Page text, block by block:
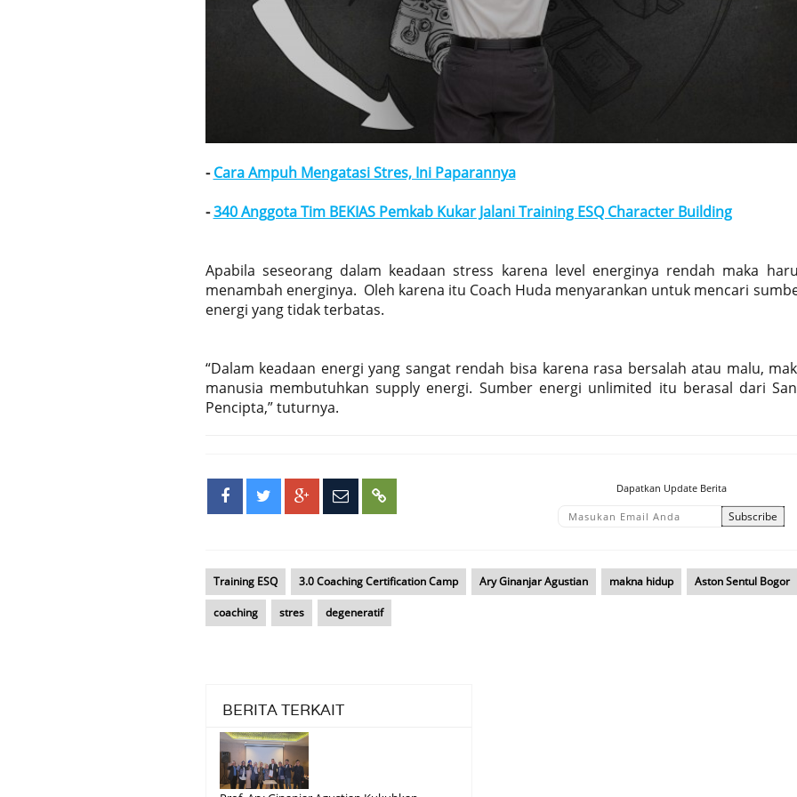
-Cara Ampuh Mengatasi Stres, Ini Paparannya
- 340 Anggota Tim BEKIAS Pemkab Kukar Jalani Training ESQ Character Building
Apabila seseorang dalam keadaan stress karena level energinya rendah maka
menambah energinya. Oleh karena itu Coach Huda menyarankan untuk mencari
energi yang tidak terbatas.
“Dalam keadaan energi yang sangat rendah bisa karena rasa bersalah atau malu,
manusia membutuhkan supply energi. Sumber energi unlimited itu berasal dari
Pencipta,” tuturnya.
Dapatkan Update Berita
Training ESQ 3.0 Coaching Certification Camp Ary Ginanjar Agustian makna hidup Aston Sentul Bogor
coaching stres degeneratif
BERITA TERKAIT